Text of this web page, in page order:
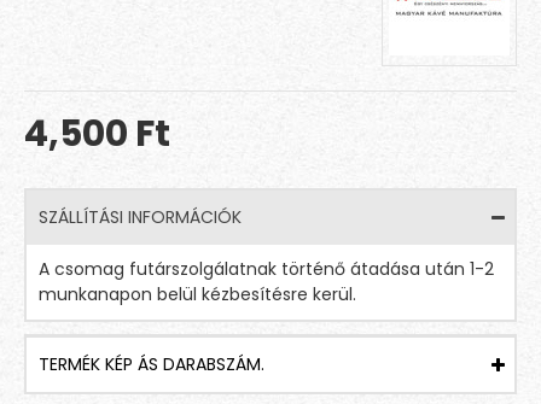
4,500 Ft
SZÁLLÍTÁSI INFORMÁCIÓK
A csomag futárszolgálatnak történő átadása után 1-2
munkanapon belül kézbesítésre kerül.
TERMÉK KÉP ÁS DARABSZÁM.